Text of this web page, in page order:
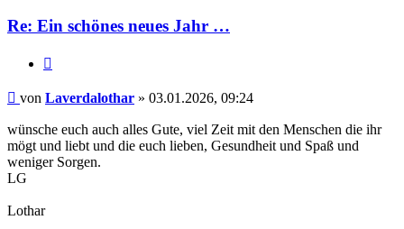
Re: Ein schönes neues Jahr …
Beitrag
von Laverdalothar » 03.01.2026, 09:24
wünsche euch auch alles Gute, viel Zeit mit den Menschen die ihr
mögt und liebt und die euch lieben, Gesundheit und Spaß und
weniger Sorgen.
LG
Lothar